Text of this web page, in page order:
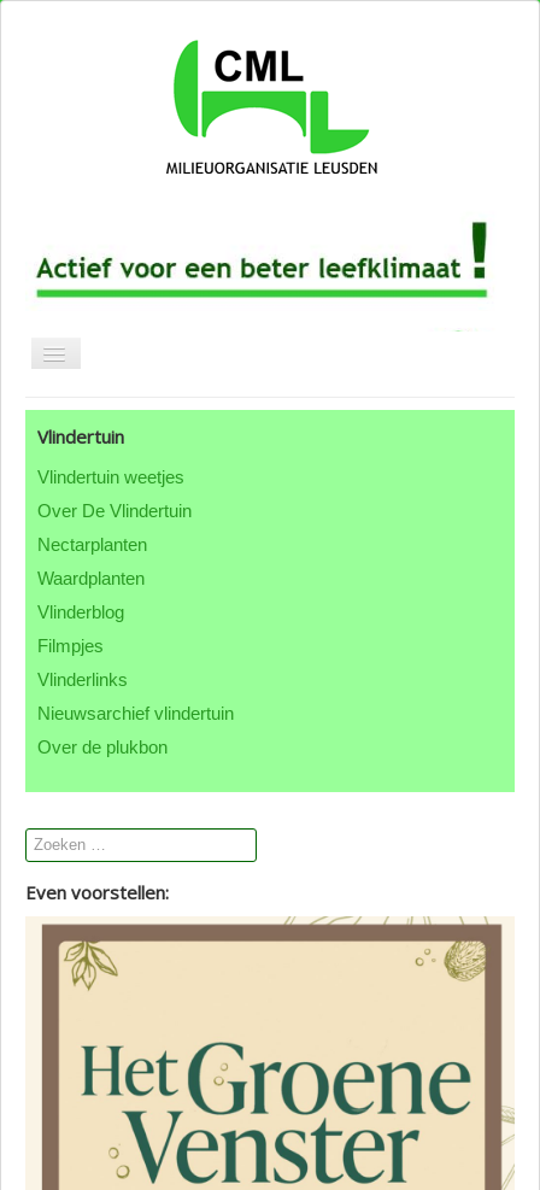
Blog CML
Groepen & thema's
ANBI
Contact CML
Vlindertuin
Vlindertuin weetjes
Over De Vlindertuin
Nectarplanten
Waardplanten
Vlinderblog
Filmpjes
Vlinderlinks
Nieuwsarchief vlindertuin
Over de plukbon
Even voorstellen: